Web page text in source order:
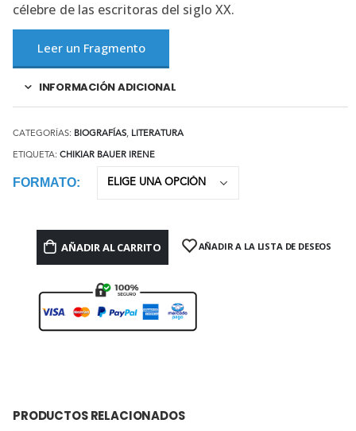
célebre de las escritoras del siglo XX.
Leer un Fragmento
INFORMACIÓN ADICIONAL
CATEGORÍAS: BIOGRAFÍAS, LITERATURA
ETIQUETA: CHIKIAR BAUER IRENE
FORMATO
AÑADIR AL CARRITO AÑADIR A LA LISTA DE DESEOS
PRODUCTOS RELACIONADOS